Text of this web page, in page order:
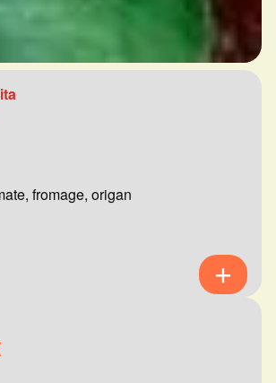
fromage, origan